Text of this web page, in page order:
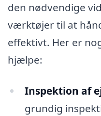
den nødvendige
værktøjer til at
effektivt. Her er
hjælpe:
Inspektion af
grundig